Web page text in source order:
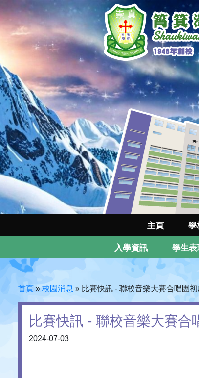
主頁 學
入學資訊 學生表
首頁 » 校園消息 » 比賽快訊 - 聯校音樂大賽合唱團
比賽快訊 - 聯校音樂大賽合
2024-07-03